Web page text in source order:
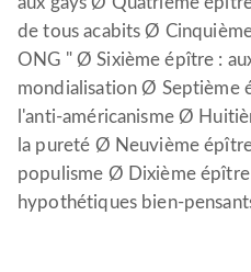
de tous acabits Ø
ONG " Ø Sixième épître :
mondialisation Ø Septième
l'anti-américanisme Ø
la pureté Ø Neuvième
populisme Ø Dixième épître
hypothétiques bien-